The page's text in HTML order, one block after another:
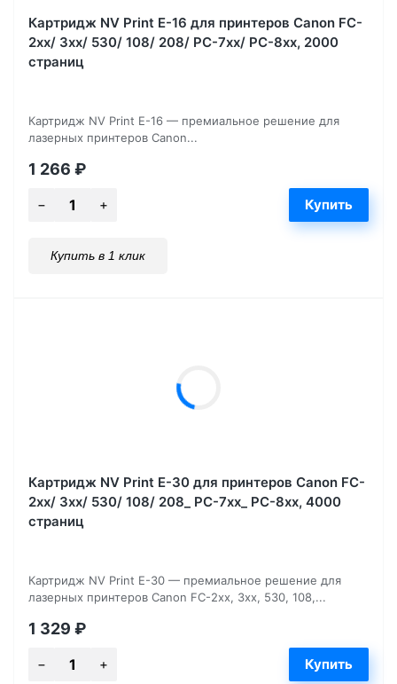
Картридж NV Print E-16 для принтеров Canon FC-
2xx/ 3xx/ 530/ 108/ 208/ PC-7xx/ PC-8xx, 2000
страниц
Картридж NV Print E-16 — премиальное решение для
лазерных принтеров Canon...
1 266 ₽
Купить в 1 клик
Картридж NV Print E-30 для принтеров Canon FC-
2xx/ 3xx/ 530/ 108/ 208_ PC-7xx_ PC-8xx, 4000
страниц
Картридж NV Print E-30 — премиальное решение для
лазерных принтеров Canon FC-2xx, 3xx, 530, 108,...
1 329 ₽